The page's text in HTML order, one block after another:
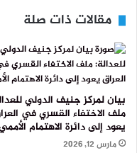
مقالات ذات صلة
بيان لمركز جنيف الدولي
ملف الاختفاء القسري في
يعود إلى دائرة الاهتمام
مارس 12, 2026